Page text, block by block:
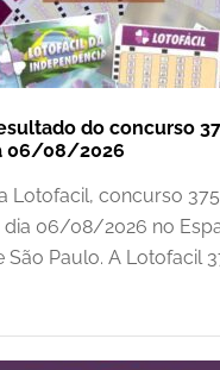
2026
do concurso
06/08/2026
Lotofacil, concurso
dia 06/08/2026 no
São Paulo. A Lotofacil